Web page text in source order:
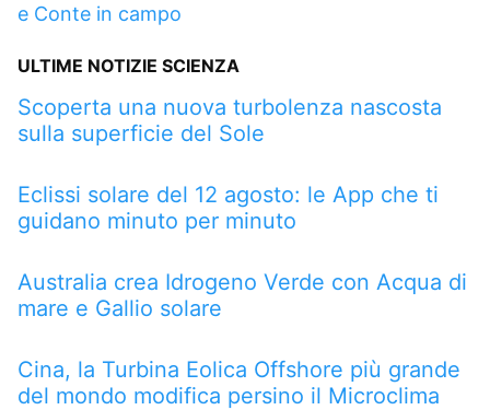
e Conte in campo
ULTIME NOTIZIE SCIENZA
Scoperta una nuova turbolenza nascosta
sulla superficie del Sole
Eclissi solare del 12 agosto: le App che ti
guidano minuto per minuto
Australia crea Idrogeno Verde con Acqua di
mare e Gallio solare
Cina, la Turbina Eolica Offshore più grande
del mondo modifica persino il Microclima